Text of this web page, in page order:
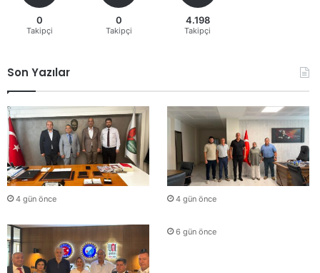
0
Takipçi
0
Takipçi
4.198
Takipçi
Son Yazılar
4 gün önce 4 gün önce
6 gün önce